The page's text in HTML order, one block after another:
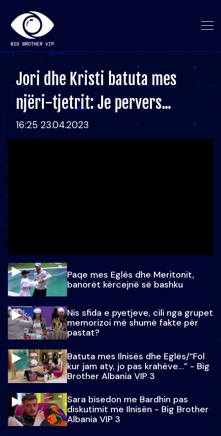
Jori dhe Kristi batuta mes
njëri-tjetrit: Je pervers...
16:25 23.04.2023
Paqe mes Eglës dhe Meritonit,
banorët kërcejnë së bashku
Nis sfida e pyetjeve, cili nga grupet
memorizoi më shumë fakte për
pastat?
Batuta mes Ilnisës dhe Eglës/“Fol
kur jam aty, jo pas krahëve…” - Big
Brother Albania VIP 3
Sara bisedon me Bardhin pas
diskutimit me Ilnisën - Big Brother
Albania VIP 3